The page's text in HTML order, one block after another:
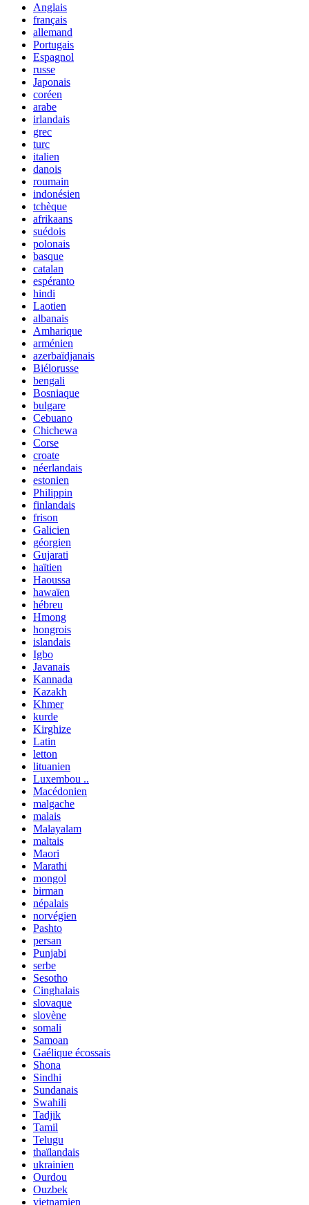
Anglais
français
allemand
Portugais
Espagnol
russe
Japonais
coréen
arabe
irlandais
grec
turc
italien
danois
roumain
indonésien
tchèque
afrikaans
suédois
polonais
basque
catalan
espéranto
hindi
Laotien
albanais
Amharique
arménien
azerbaïdjanais
Biélorusse
bengali
Bosniaque
bulgare
Cebuano
Chichewa
Corse
croate
néerlandais
estonien
Philippin
finlandais
frison
Galicien
géorgien
Gujarati
haïtien
Haoussa
hawaïen
hébreu
Hmong
hongrois
islandais
Igbo
Javanais
Kannada
Kazakh
Khmer
kurde
Kirghize
Latin
letton
lituanien
Luxembou ..
Macédonien
malgache
malais
Malayalam
maltais
Maori
Marathi
mongol
birman
népalais
norvégien
Pashto
persan
Punjabi
serbe
Sesotho
Cinghalais
slovaque
slovène
somali
Samoan
Gaélique écossais
Shona
Sindhi
Sundanais
Swahili
Tadjik
Tamil
Telugu
thaïlandais
ukrainien
Ourdou
Ouzbek
vietnamien